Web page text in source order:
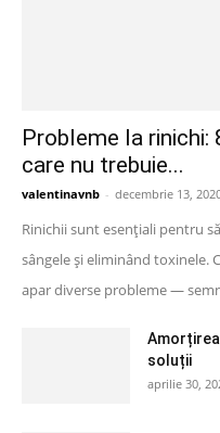
Probleme la rinichi:
care nu trebuie...
valentinavnb - decembrie 13,
Rinichii sunt esențiali pentru
sângele și eliminând toxinele.
apar diverse probleme —
soluții
aprilie 30,